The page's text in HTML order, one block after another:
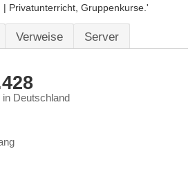
| Privatunterricht, Gruppenkurse.'
Verweise Server
in Deutschland